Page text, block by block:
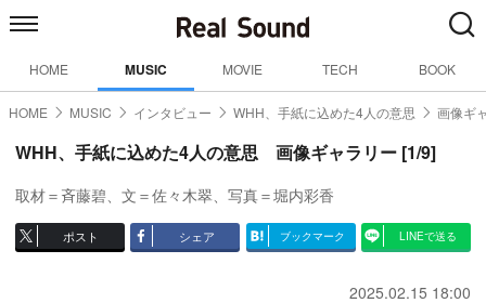
HOME MUSIC MOVIE TECH BOOK
HOME MUSIC インタビュー WHH、手紙に込めた4人の意思 画像ギ
WHH、手紙に込めた4人の意思 画像ギャラリー [1/9]
取材＝斉藤碧、文＝佐々木翠、写真＝堀内彩香
ポスト シェア ブックマーク LINEで送る
2025.02.15 18:00